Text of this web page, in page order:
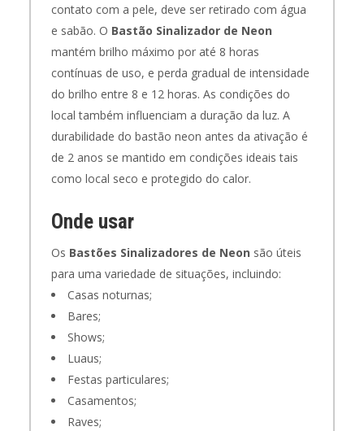
contato com a pele, deve ser retirado com água
e sabão. O Bastão Sinalizador de Neon
mantém brilho máximo por até 8 horas
contínuas de uso, e perda gradual de intensidade
do brilho entre 8 e 12 horas. As condições do
local também influenciam a duração da luz. A
durabilidade do bastão neon antes da ativação é
de 2 anos se mantido em condições ideais tais
como local seco e protegido do calor.
Onde usar
Os Bastões Sinalizadores de Neon são úteis
para uma variedade de situações, incluindo:
Casas noturnas;
Bares;
Shows;
Luaus;
Festas particulares;
Casamentos;
Raves;